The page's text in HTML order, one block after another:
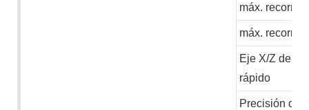
máx.
máx.
Eje X/Z de
rápido
Precisión de